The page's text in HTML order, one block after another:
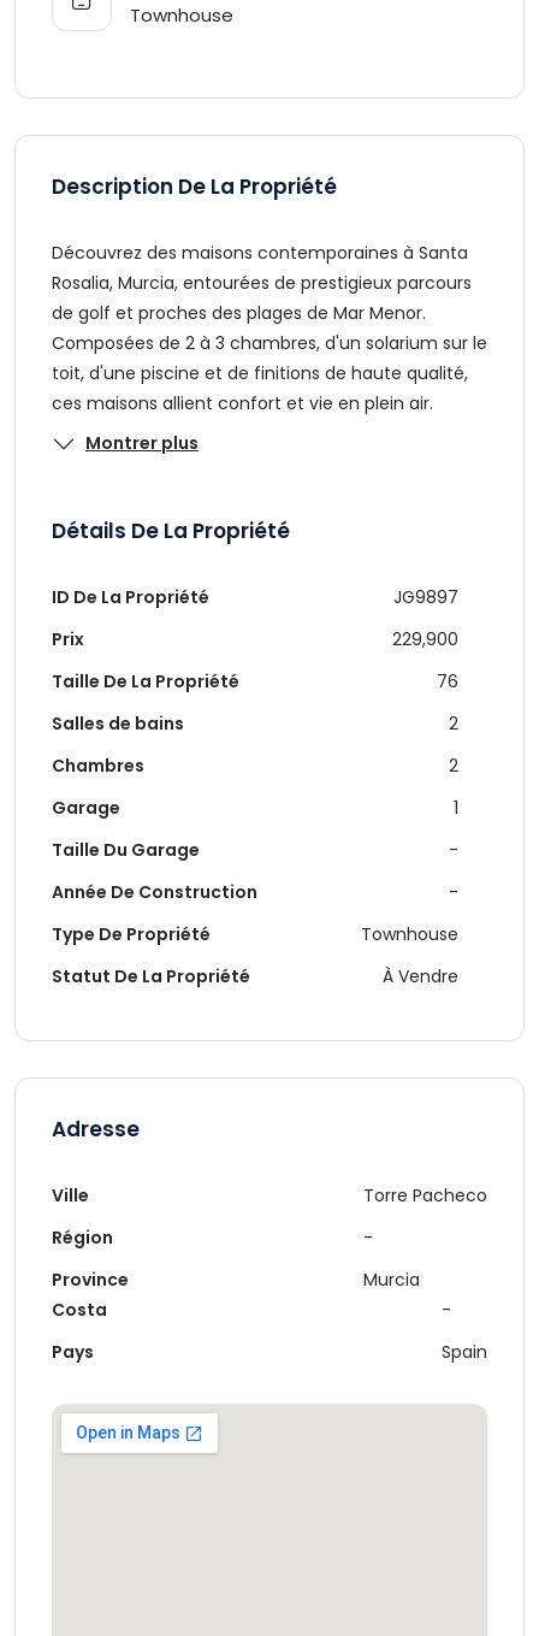
Townhouse
Description De La Propriété
Découvrez des maisons contemporaines à Santa
Rosalia, Murcia, entourées de prestigieux parcours
de golf et proches des plages de Mar Menor.
Composées de 2 à 3 chambres, d'un solarium sur le
toit, d'une piscine et de finitions de haute qualité,
ces maisons allient confort et vie en plein air.
Montrer plus
Détails De La Propriété
ID De La Propriété
JG9897
Prix
229,900
Taille De La Propriété
76
Salles de bains
2
Chambres
2
Garage
1
Taille Du Garage
-
Année De Construction
-
Type De Propriété
Townhouse
Statut De La Propriété
À Vendre
Adresse
Ville
Région
Province
Torre Pacheco
-
Murcia
Costa
Pays
-
Spain